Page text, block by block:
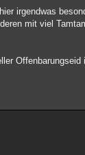
irgendwas
mit viel
Offenbarungseid